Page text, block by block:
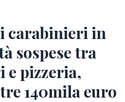
carabinieri in
sospese tra
pizzeria,
140mila euro